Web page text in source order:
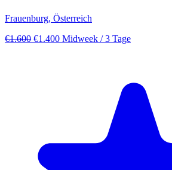
Frauenburg, Österreich
€1.600 €1.400 Midweek / 3 Tage